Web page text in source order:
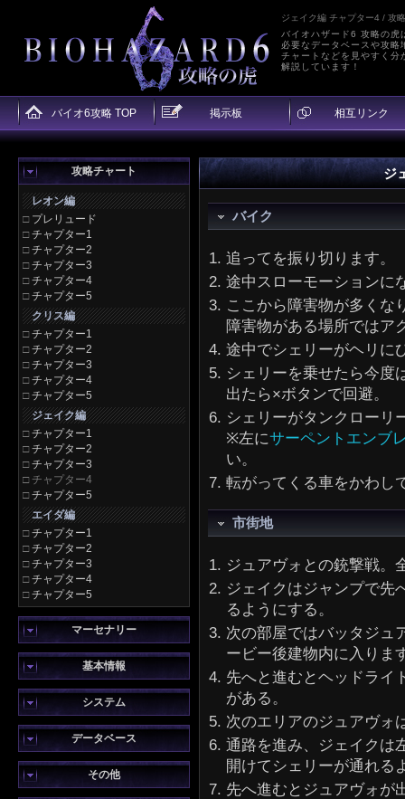
ジェイク編 チャプター4 / 攻
バイオハザード6 攻略の虎
必要なデータベースや攻略
チャートなどを見やすく分
解説しています！
攻略チャート
レオン編
□ プレリュード
□ チャプター1
□ チャプター2
□ チャプター3
□ チャプター4
□ チャプター5
クリス編
□ チャプター1
□ チャプター2
□ チャプター3
□ チャプター4
□ チャプター5
ジェイク編
□ チャプター1
□ チャプター2
□ チャプター3
□ チャプター4
□ チャプター5
エイダ編
□ チャプター1
□ チャプター2
□ チャプター3
□ チャプター4
□ チャプター5
マーセナリー
基本情報
システム
データベース
その他
ジ
バイク
追ってを振り切ります。
途中スローモーションに
ここから障害物が多くな
障害物がある場所ではア
途中でシェリーがヘリに
シェリーを乗せたら今度
出たら×ボタンで回避。
シェリーがタンクローリ
※左にサーペントエンブ
い。
転がってくる車をかわし
市街地
ジュアヴォとの銃撃戦。
ジェイクはジャンプで先
るようにする。
次の部屋ではバッタジュ
ービー後建物内に入りま
先へと進むとヘッドライ
がある。
次のエリアのジュアヴォ
通路を進み、ジェイクは
開けてシェリーが通れる
先へ進むとジュアヴォが
バイオ6攻略 TOP 掲示板 相互リンク